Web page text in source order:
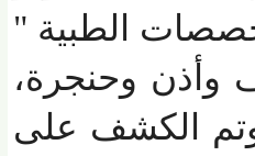
الطبية "
وحنجرة،
الكشف على